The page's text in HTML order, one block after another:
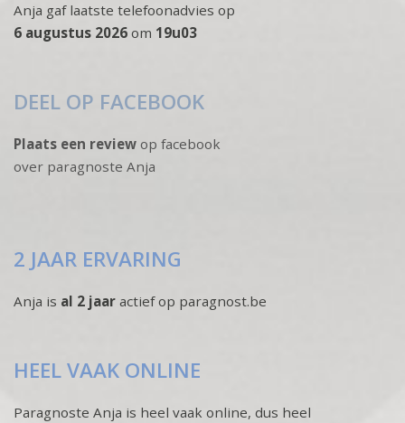
Anja gaf laatste telefoonadvies op
6 augustus 2026 om 19u03
DEEL OP FACEBOOK
Plaats een review op facebook
over paragnoste Anja
2 JAAR ERVARING
Anja is al 2 jaar actief op paragnost.be
HEEL VAAK ONLINE
Paragnoste Anja is heel vaak online, dus heel